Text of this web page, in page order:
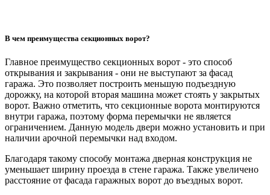
В чем преимущества секционных ворот?
Главное преимущество секционных ворот - это способ
открывания и закрывания - они не выступают за фасад
гаража. Это позволяет построить меньшую подъездную
дорожку, на которой вторая машина может стоять у закрытых
ворот. Важно отметить, что секционные ворота монтируются
внутри гаража, поэтому форма перемычки не является
ограничением. Данную модель двери можно установить и при
наличии арочной перемычки над входом.
Благодаря такому способу монтажа дверная конструкция не
уменьшает ширину проезда в стене гаража. Также увеличено
расстояние от фасада гаражных ворот до въездных ворот.